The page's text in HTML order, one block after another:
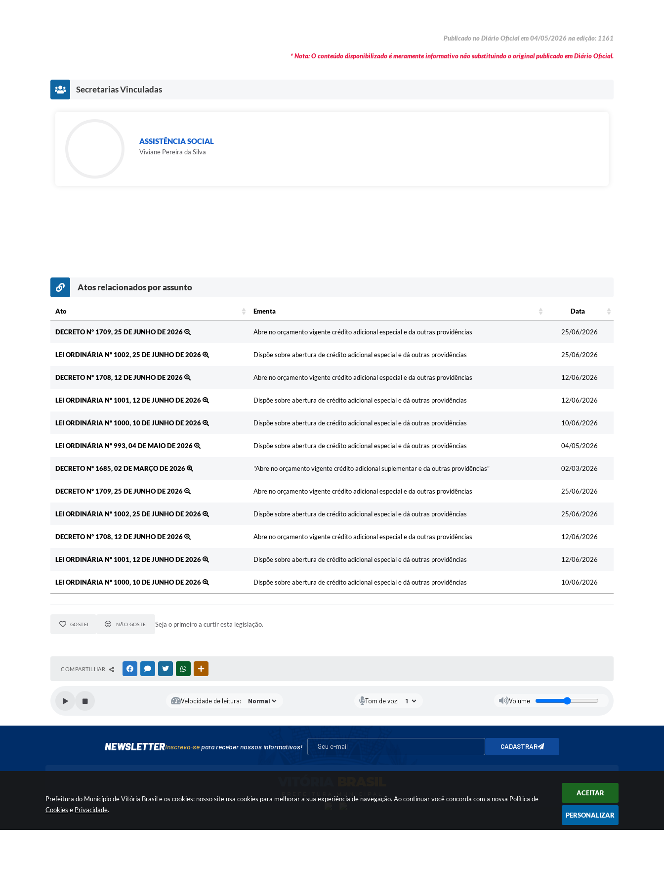
Prefeitura do Município de Vitória Brasil e os cookies: nosso site usa cookies para melhorar a sua experiência de navegação. Ao continuar você concorda com a nossa Política de
Cookies e Privacidade.
ACEITAR
PERSONALIZAR
Publicado no Diário Oficial em 04/05/2026 na edição: 1161
* Nota: O conteúdo disponibilizado é meramente informativo não substituindo o original publicado em Diário Oficial.
Secretarias Vinculadas
ASSISTÊNCIA SOCIAL
Viviane Pereira da Silva
Atos relacionados por assunto
Ato Ementa
Data
DECRETO Nº 1709, 25 DE JUNHO DE 2026
Abre no orçamento vigente crédito adicional especial e da outras providências 25/06/2026
LEI ORDINÁRIA Nº 1002, 25 DE JUNHO DE 2026 Dispõe sobre abertura de crédito adicional especial e dá outras providências 25/06/2026
DECRETO Nº 1708, 12 DE JUNHO DE 2026 Abre no orçamento vigente crédito adicional especial e da outras providências 12/06/2026
LEI ORDINÁRIA Nº 1001, 12 DE JUNHO DE 2026 Dispõe sobre abertura de crédito adicional especial e dá outras providências 12/06/2026
LEI ORDINÁRIA Nº 1000, 10 DE JUNHO DE 2026 Dispõe sobre abertura de crédito adicional especial e dá outras providências 10/06/2026
LEI ORDINÁRIA Nº 993, 04 DE MAIO DE 2026 Dispõe sobre abertura de crédito adicional especial e dá outras providências 04/05/2026
DECRETO Nº 1685, 02 DE MARÇO DE 2026 "Abre no orçamento vigente crédito adicional suplementar e da outras providências" 02/03/2026
DECRETO Nº 1709, 25 DE JUNHO DE 2026 Abre no orçamento vigente crédito adicional especial e da outras providências 25/06/2026
LEI ORDINÁRIA Nº 1002, 25 DE JUNHO DE 2026 Dispõe sobre abertura de crédito adicional especial e dá outras providências 25/06/2026
DECRETO Nº 1708, 12 DE JUNHO DE 2026 Abre no orçamento vigente crédito adicional especial e da outras providências 12/06/2026
LEI ORDINÁRIA Nº 1001, 12 DE JUNHO DE 2026 Dispõe sobre abertura de crédito adicional especial e dá outras providências 12/06/2026
LEI ORDINÁRIA Nº 1000, 10 DE JUNHO DE 2026 Dispõe sobre abertura de crédito adicional especial e dá outras providências 10/06/2026
GOSTEI NÃO GOSTEI Seja o primeiro a curtir esta legislação.
COMPARTILHAR FACEBOOKMESSENGER
TWITTERWHATSAPP
Velocidade de leitura: Tom de voz: Volume
NEWSLETTERInscreva-se para receber nossos informativos! CADASTRAR